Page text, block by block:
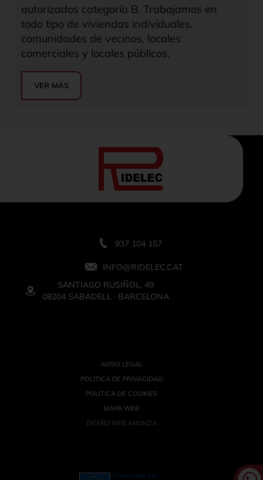
autorizados categoría B. Trabajamos en
todo tipo de viviendas individuales,
comunidades de vecinos, locales
comerciales y locales públicos.
VER MÁS
937 104 157
INFO@RIDELEC.CAT
SANTIAGO RUSIÑOL, 49
08204 SABADELL · BARCELONA
AVISO LEGAL
POLÍTICA DE PRIVACIDAD
POLÍTICA DE COOKIES
MAPA WEB
DISEÑO WEB ANUNZIA